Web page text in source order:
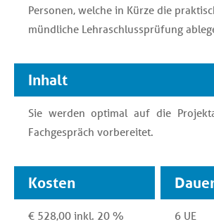
Lehrlingscoaching
zertifizierter Lehrlingscoach
Personen, welche in Kürze die
mündliche Lehraschlussprüfung
Inhalt
Sie werden optimal auf die
Fachgespräch vorbereitet.
Kosten
€ 528,00 inkl. 20 %
6 UE